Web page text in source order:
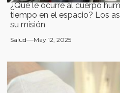
¿Qué le ocurre al cuerpo
tiempo en el espacio? Los
su misión
Salud May 12, 2025